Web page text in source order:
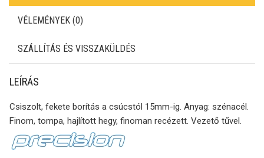
VÉLEMÉNYEK (0)
SZÁLLÍTÁS ÉS VISSZAKÜLDÉS
LEÍRÁS
Csiszolt, fekete borítás a csúcstól 15mm-ig. Anyag: szénacél.
Finom, tompa, hajlított hegy, finoman recézett. Vezető tűvel.